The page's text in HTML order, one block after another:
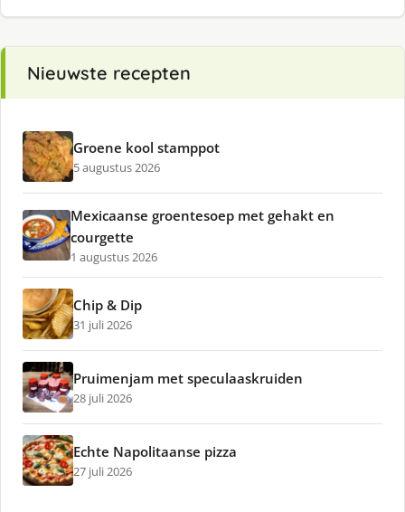
Nieuwste recepten
Groene kool stamppot
5 augustus 2026
Mexicaanse groentesoep met gehakt en
courgette
1 augustus 2026
Chip & Dip
31 juli 2026
Pruimenjam met speculaaskruiden
28 juli 2026
Echte Napolitaanse pizza
27 juli 2026